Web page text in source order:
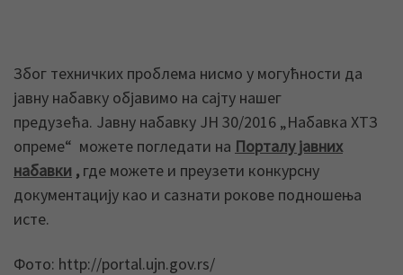
Због техничких проблема нисмо у могућности да
јавну набавку објавимо на сајту нашег
предузећа. Јавну набавку ЈН 30/2016 „Набавка ХТЗ
опреме“ можете погледати на Порталу јавних
набавки , где можете и преузети конкурсну
документацију као и сазнати рокове подношења
исте.
Фото: http://portal.ujn.gov.rs/